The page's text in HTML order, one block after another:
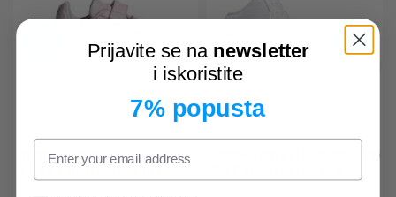
ADIDASGZ5854 Tensaur Run
2.0 CF I sportske tenisice
GW6110 HOOPS MID
Prijavite se na newsletter
i iskoristite
7% popusta